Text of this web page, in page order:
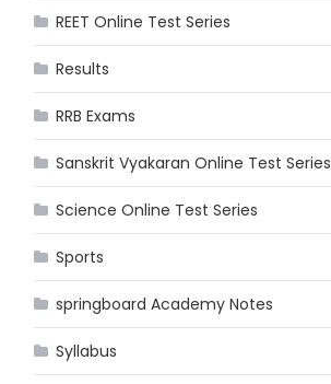
REET Online Test Series
Results
RRB Exams
Sanskrit Vyakaran Online Test Series
Science Online Test Series
Sports
springboard Academy Notes
Syllabus